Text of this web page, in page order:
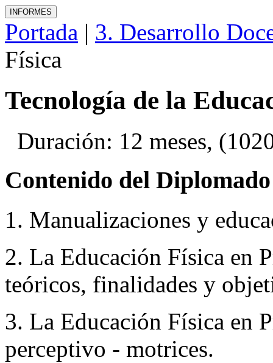
Portada | 3. Desarrollo
Física
Tecnología de la
Duración: 12 meses,
Contenido del
1. Manualizaciones y
2. La Educación Física en
teóricos, finalidades y
3. La Educación Física en
perceptivo - motrices.